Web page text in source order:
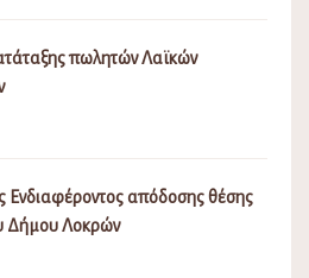
πωλητών Λαϊκών
απόδοσης θέσης
Δήμου Λοκρών